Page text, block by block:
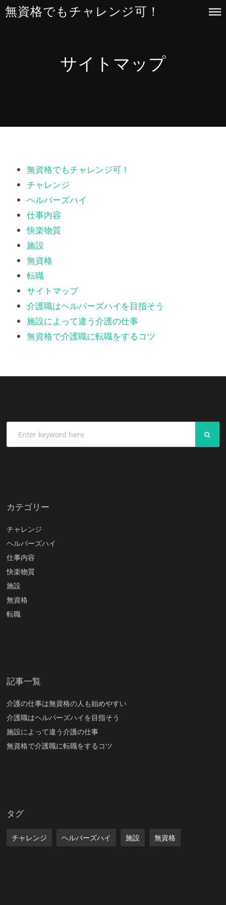
Skip
無資格でもチャレンジ可！
サイトマップ
無資格でもチャレンジ可！
チャレンジ
ヘルパーズハイ
仕事内容
快楽物質
施設
無資格
転職
サイトマップ
介護職はヘルパーズハイを目指そう
施設によって違う介護の仕事
無資格で介護職に転職をするコツ
カテゴリー
チャレンジ
ヘルパーズハイ
仕事内容
快楽物質
施設
無資格
転職
記事一覧
介護の仕事は無資格の人も始めやすい
介護職はヘルパーズハイを目指そう
施設によって違う介護の仕事
無資格で介護職に転職をするコツ
タグ
チャレンジ ヘルパーズハイ 施設 無資格